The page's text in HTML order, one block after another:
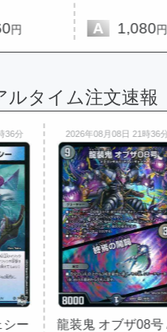
1,080円
ルタイム注文速報
36分
ー
2026年08月08日 21時36分
龍装鬼 オブザ08号 /